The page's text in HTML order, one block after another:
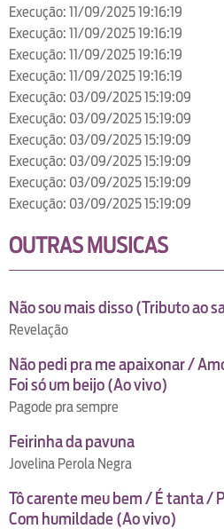
Execução: 11/09/2025 19:16:19
Execução: 11/09/2025 19:16:19
Execução: 11/09/2025 19:16:19
Execução: 11/09/2025 19:16:19
Execução: 03/09/2025 15:19:09
Execução: 03/09/2025 15:19:09
Execução: 03/09/2025 15:19:09
Execução: 03/09/2025 15:19:09
Execução: 03/09/2025 15:19:09
Execução: 03/09/2025 15:19:09
OUTRAS MUSICAS
Não sou mais disso (Tributo ao
Revelação
Não pedi pra me apaixonar /
Foi só um beijo (Ao vivo)
Pagode pra sempre
Feirinha da pavuna
Jovelina Perola Negra
Tô carente meu bem / É tanta /
Com humildade (Ao vivo)